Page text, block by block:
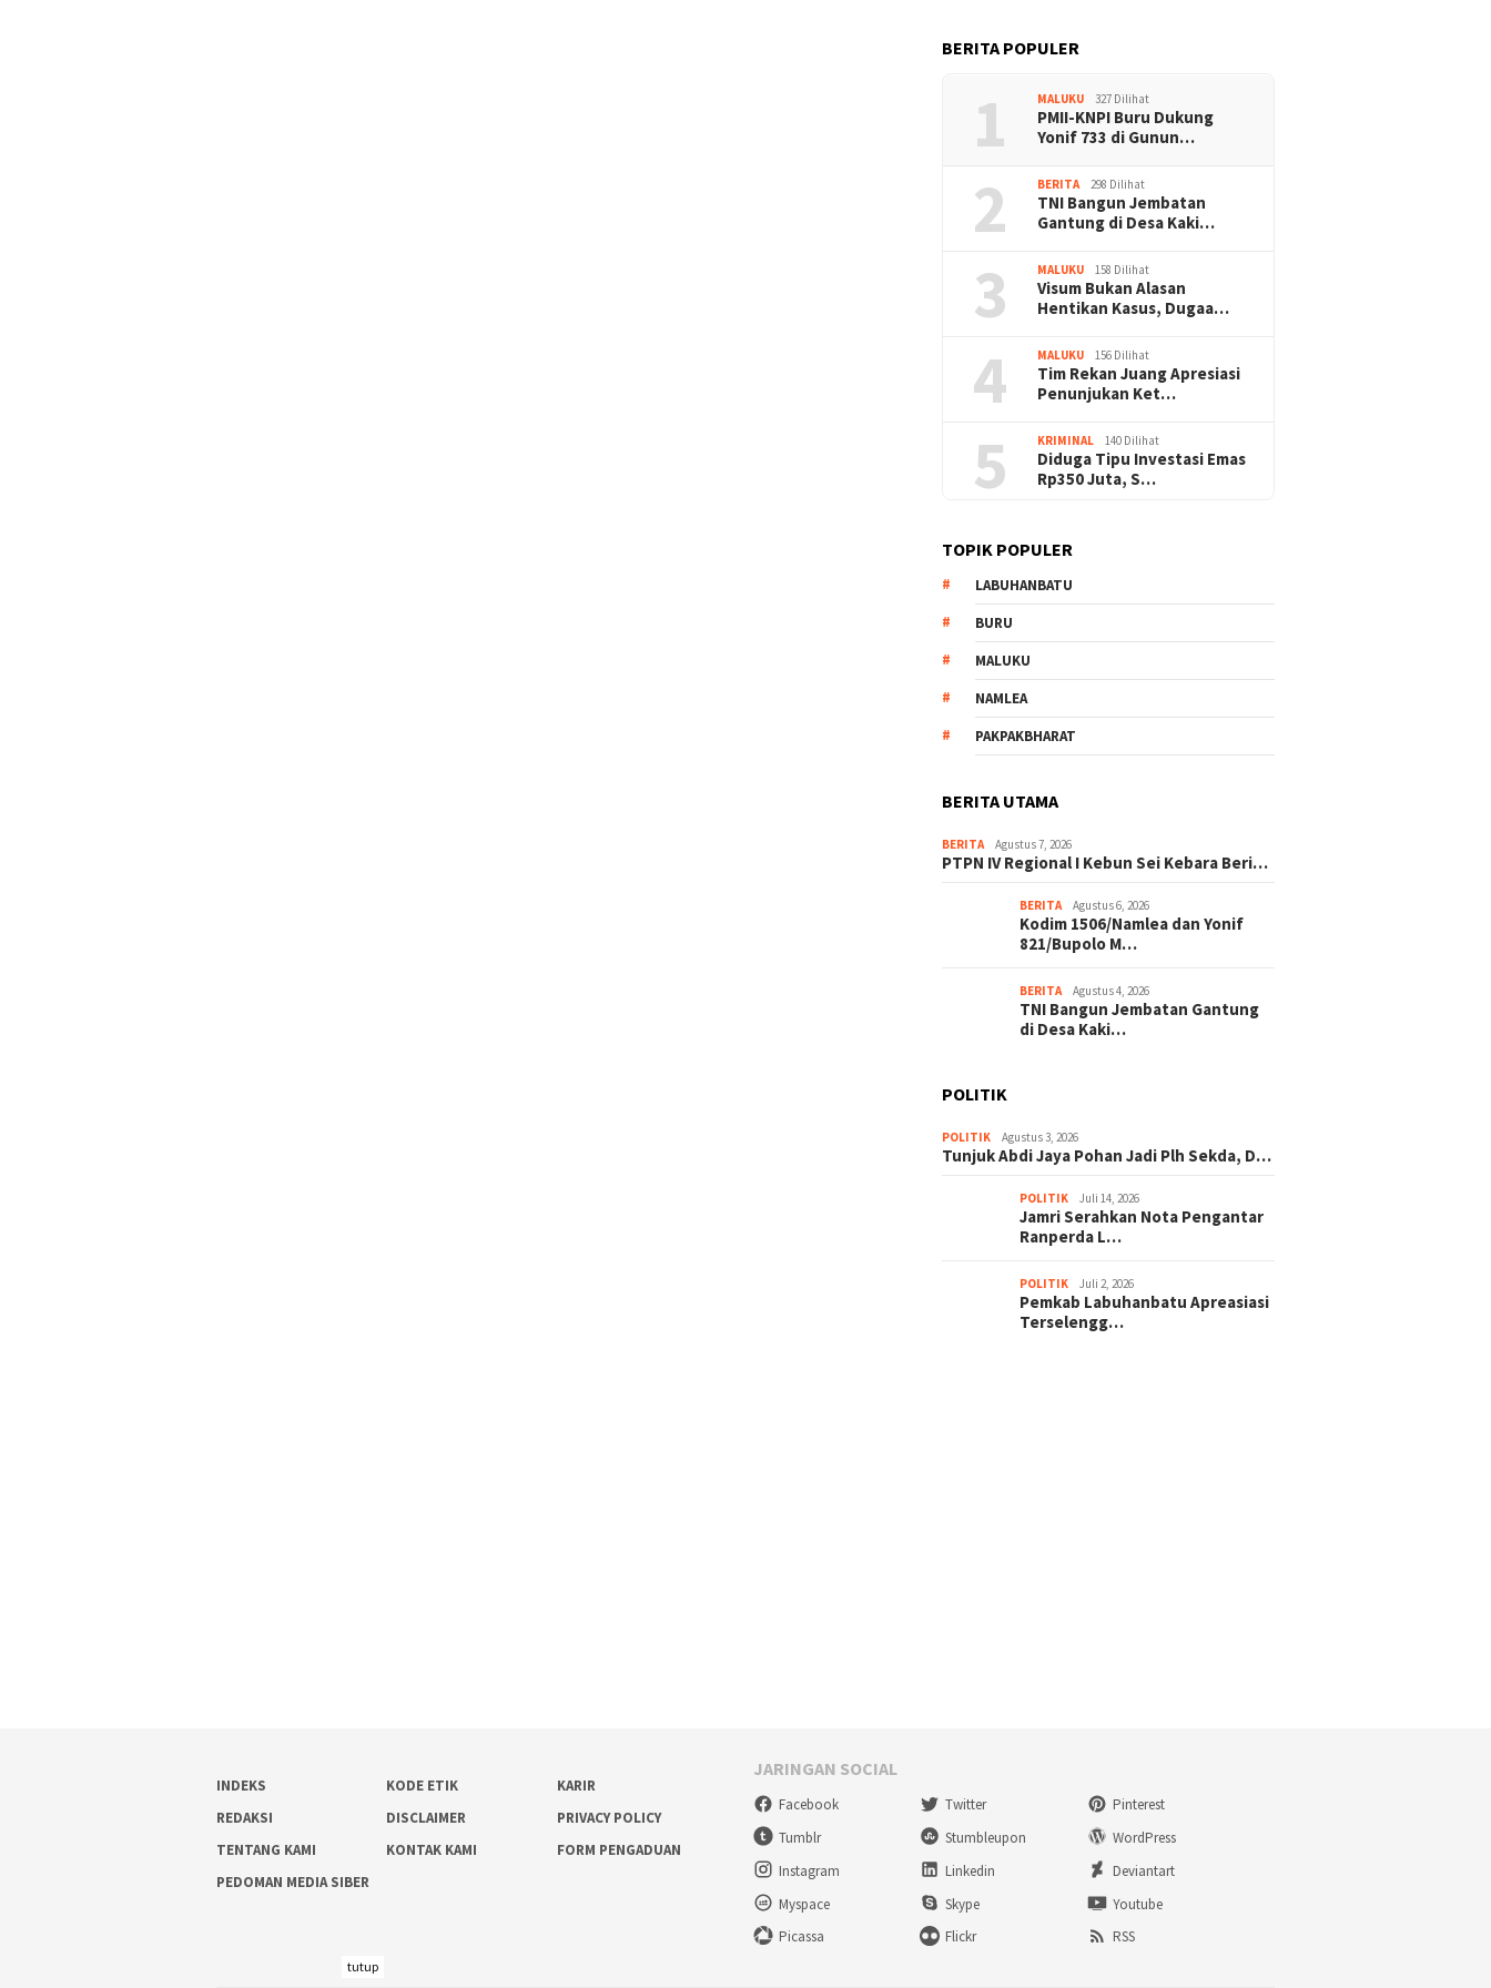
BERITA POPULER
1 MALUKU 327 Dilihat
PMII-KNPI Buru Dukung
Yonif 733 di Gunun…
2 BERITA 298 Dilihat
TNI Bangun Jembatan
Gantung di Desa Kaki…
3 MALUKU 158 Dilihat
Visum Bukan Alasan
Hentikan Kasus, Dugaa…
4 MALUKU 156 Dilihat
Tim Rekan Juang Apresiasi
Penunjukan Ket…
5 KRIMINAL 140 Dilihat
Diduga Tipu Investasi Emas
Rp350 Juta, S…
TOPIK POPULER
LABUHANBATU
BURU
MALUKU
NAMLEA
PAKPAKBHARAT
BERITA UTAMA
BERITA Agustus 7, 2026
PTPN IV Regional I Kebun Sei Kebara Beri…
BERITA Agustus 6, 2026
Kodim 1506/Namlea dan Yonif
821/Bupolo M…
BERITA Agustus 4, 2026
TNI Bangun Jembatan Gantung
di Desa Kaki…
POLITIK
POLITIK Agustus 3, 2026
Tunjuk Abdi Jaya Pohan Jadi Plh Sekda, D…
POLITIK Juli 14, 2026
Jamri Serahkan Nota Pengantar
Ranperda L…
POLITIK Juli 2, 2026
Pemkab Labuhanbatu Apreasiasi
Terselengg…
INDEKS KODE ETIK
KARIR
REDAKSI
DISCLAIMER
PRIVACY POLICY
TENTANG KAMI
KONTAK KAMI
FORM PENGADUAN
PEDOMAN MEDIA SIBER
JARINGAN SOCIAL
Facebook Twitter
Pinterest
Tumblr
Stumbleupon
WordPress
Instagram
Linkedin
Deviantart
Myspace
Skype
Youtube
Picassa
Flickr RSS
tutup